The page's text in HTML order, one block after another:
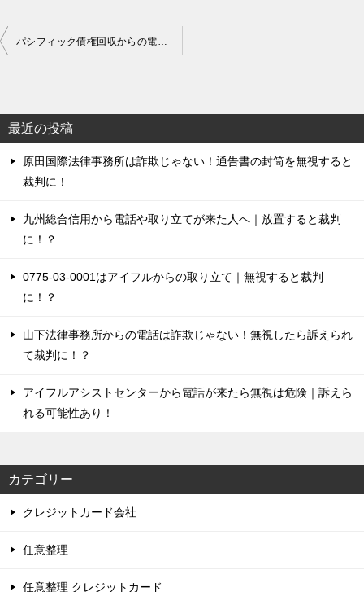
投
ビ
ゲ
ー
ョ
パシフィック債権回収からの電話やハガキは詐欺？本物と架空請求の見分け方
最近の投稿
原田国際法律事務所は詐欺じゃない！通告書の封筒を無視すると
裁判に！
九州総合信用から電話や取り立てが来た人へ｜放置すると裁判
に！？
0775-03-0001はアイフルからの取り立て｜無視すると裁判
に！？
山下法律事務所からの電話は詐欺じゃない！無視したら訴えられ
て裁判に！？
アイフルアシストセンターから電話が来たら無視は危険｜訴えら
れる可能性あり！
カテゴリー
クレジットカード会社
任意整理
任意整理 クレジットカード